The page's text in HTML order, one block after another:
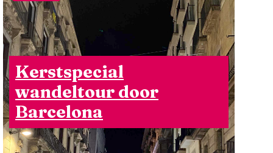
Kerstspecial
wandeltour door
Barcelona